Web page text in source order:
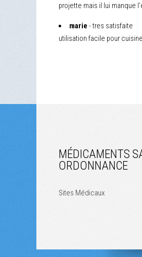
projette mais il lui manque
marie - tres satisfaite
utilisation facile pour
MÉDICAMENTS
ORDONNANCE
Sites Médicaux